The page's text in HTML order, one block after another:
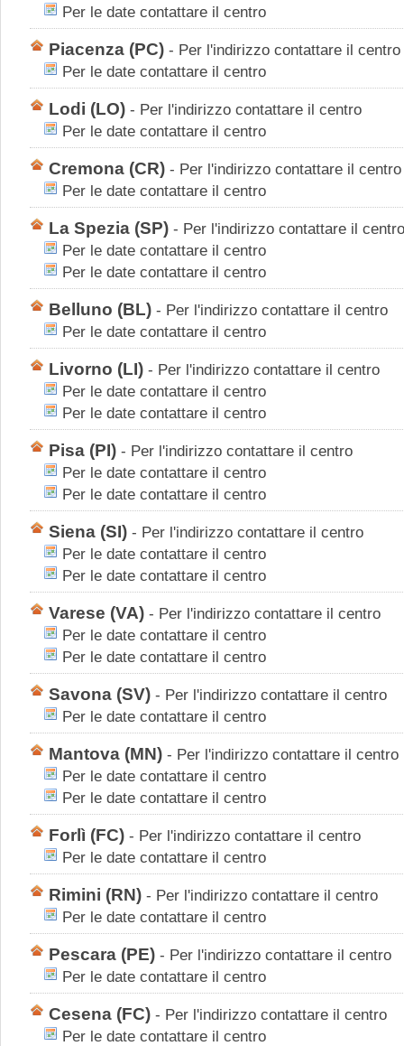
Per le date contattare il centro
Piacenza (PC) - Per l'indirizzo contattare il centro
Per le date contattare il centro
Lodi (LO) - Per l'indirizzo contattare il centro
Per le date contattare il centro
Cremona (CR) - Per l'indirizzo contattare il centro
Per le date contattare il centro
La Spezia (SP) - Per l'indirizzo contattare il centro
Per le date contattare il centro
Per le date contattare il centro
Belluno (BL) - Per l'indirizzo contattare il centro
Per le date contattare il centro
Livorno (LI) - Per l'indirizzo contattare il centro
Per le date contattare il centro
Per le date contattare il centro
Pisa (PI) - Per l'indirizzo contattare il centro
Per le date contattare il centro
Per le date contattare il centro
Siena (SI) - Per l'indirizzo contattare il centro
Per le date contattare il centro
Per le date contattare il centro
Varese (VA) - Per l'indirizzo contattare il centro
Per le date contattare il centro
Per le date contattare il centro
Savona (SV) - Per l'indirizzo contattare il centro
Per le date contattare il centro
Mantova (MN) - Per l'indirizzo contattare il centro
Per le date contattare il centro
Per le date contattare il centro
Forlì (FC) - Per l'indirizzo contattare il centro
Per le date contattare il centro
Rimini (RN) - Per l'indirizzo contattare il centro
Per le date contattare il centro
Pescara (PE) - Per l'indirizzo contattare il centro
Per le date contattare il centro
Cesena (FC) - Per l'indirizzo contattare il centro
Per le date contattare il centro